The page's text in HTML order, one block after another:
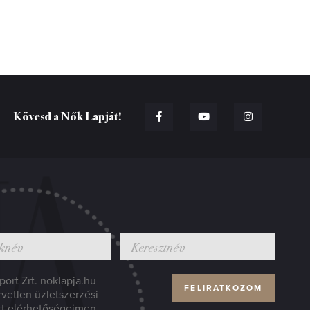
Kövesd a Nők Lapját!
Zrt. noklapja.hu
üzletszerzési